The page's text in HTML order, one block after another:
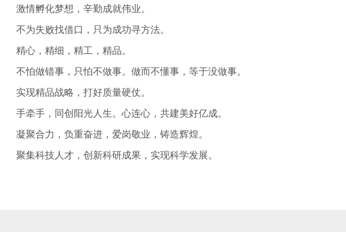
激情孵化梦想，辛勤成就伟业。
不为失败找借口，只为成功寻方法。
精心，精细，精工，精品。
不怕做错事，只怕不做事。做而不懂事，等于没做事。
实现精品战略，打好质量硬仗。
手牵手，同创阳光人生。心连心，共建美好亿成。
凝聚合力，负重奋进，爱岗敬业，铸造辉煌。
聚集科技人才，创新科研成果，实现科学发展。